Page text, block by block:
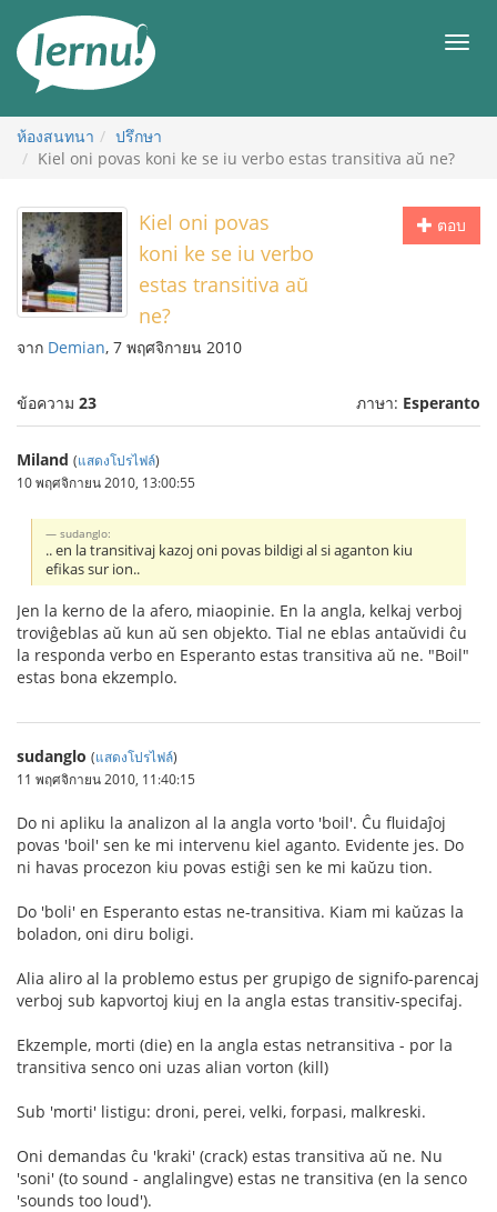
สารบัญ
เมนู
ห้องสนทนา
ปรึกษา
Kiel oni povas koni ke se iu verbo estas transitiva aŭ ne?
ตอบ
Kiel oni povas
koni ke se iu verbo
estas transitiva aŭ
ne?
จาก Demian, 7 พฤศจิกายน 2010
ข้อความ 23 ภาษา: Esperanto
Miland (แสดงโปรไฟล์)
10 พฤศจิกายน 2010, 13:00:55
sudanglo:
.. en la transitivaj kazoj oni povas bildigi al si aganton kiu
efikas sur ion..
Jen la kerno de la afero, miaopinie. En la angla, kelkaj verboj
troviĝeblas aŭ kun aŭ sen objekto. Tial ne eblas antaŭvidi ĉu
la responda verbo en Esperanto estas transitiva aŭ ne. "Boil"
estas bona ekzemplo.
sudanglo (แสดงโปรไฟล์)
11 พฤศจิกายน 2010, 11:40:15
Do ni apliku la analizon al la angla vorto 'boil'. Ĉu fluidaĵoj
povas 'boil' sen ke mi intervenu kiel aganto. Evidente jes. Do
ni havas procezon kiu povas estiĝi sen ke mi kaŭzu tion.
Do 'boli' en Esperanto estas ne-transitiva. Kiam mi kaŭzas la
boladon, oni diru boligi.
Alia aliro al la problemo estus per grupigo de signifo-parencaj
verboj sub kapvortoj kiuj en la angla estas transitiv-specifaj.
Ekzemple, morti (die) en la angla estas netransitiva - por la
transitiva senco oni uzas alian vorton (kill)
Sub 'morti' listigu: droni, perei, velki, forpasi, malkreski.
Oni demandas ĉu 'kraki' (crack) estas transitiva aŭ ne. Nu
'soni' (to sound - anglalingve) estas ne transitiva (en la senco
'sounds too loud').